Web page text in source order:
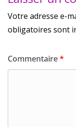
Votre adresse e-
obligatoires sont
Commentaire*